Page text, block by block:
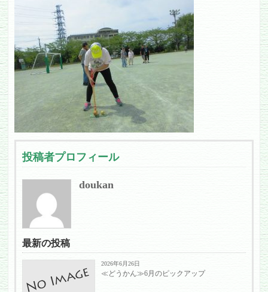
投稿者プロフィール
doukan
最新の投稿
2026年6月26日
≪どうかん≫6月のピックアップ